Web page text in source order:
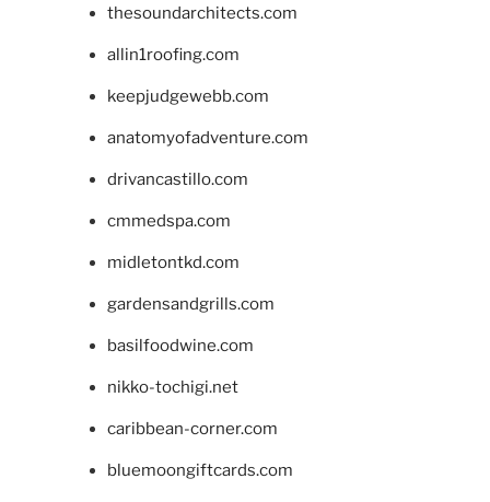
thesoundarchitects.com
allin1roofing.com
keepjudgewebb.com
anatomyofadventure.com
drivancastillo.com
cmmedspa.com
midletontkd.com
gardensandgrills.com
basilfoodwine.com
nikko-tochigi.net
caribbean-corner.com
bluemoongiftcards.com